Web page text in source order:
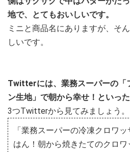
地で、とてもおいしいです。
ミニと商品名にありますが、そ
しいです。
Twitterには、業務スーパーの「
ン生地」で朝から幸せ！といっ
3つTwitterから見てみましょう。
「業務スーパーの冷凍クロワ
はん！朝から焼きたてのクロ